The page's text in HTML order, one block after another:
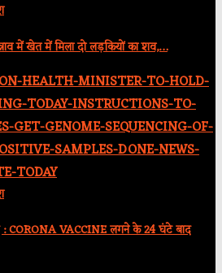
में खेत में मिला दो लड़कियों का शव,…
: CORONA VACCINE लगने के 24 घंटे बाद